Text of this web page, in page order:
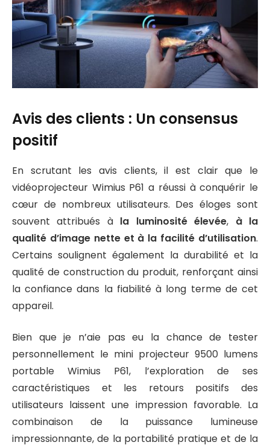
Avis des clients : Un consensus
positif
En scrutant les avis clients, il est clair que le
vidéoprojecteur Wimius P61 a réussi à conquérir le
cœur de nombreux utilisateurs. Des éloges sont
souvent attribués à la luminosité élevée, à la
qualité d’image nette et à la facilité d’utilisation.
Certains soulignent également la durabilité et la
qualité de construction du produit, renforçant ainsi
la confiance dans la fiabilité à long terme de cet
appareil.
Bien que je n’aie pas eu la chance de tester
personnellement le mini projecteur 9500 lumens
portable Wimius P61, l’exploration de ses
caractéristiques et les retours positifs des
utilisateurs laissent une impression favorable. La
combinaison de la puissance lumineuse
impressionnante, de la portabilité pratique et de la